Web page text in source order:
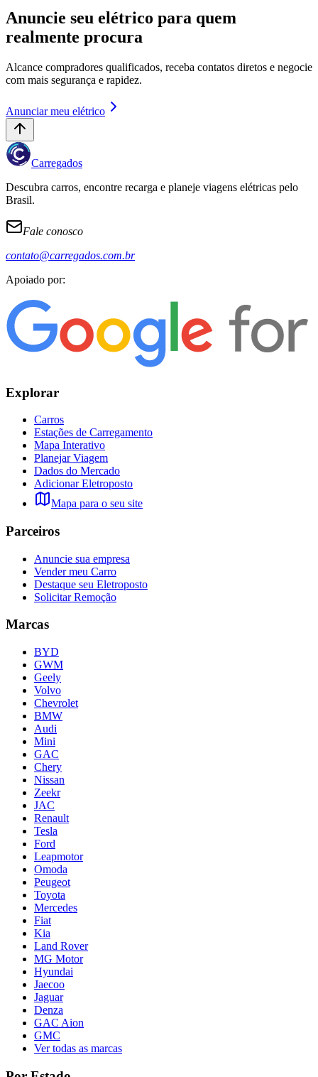
Anuncie seu elétrico para quem
realmente procura
Alcance compradores qualificados, receba contatos diretos e negocie
com mais segurança e rapidez.
Anunciar meu elétrico
Carregados
Descubra carros, encontre recarga e planeje viagens elétricas pelo
Brasil.
Fale conosco
contato@carregados.com.br
Apoiado por:
Explorar
Carros
Estações de Carregamento
Mapa Interativo
Planejar Viagem
Dados do Mercado
Adicionar Eletroposto
Mapa para o seu site
Parceiros
Anuncie sua empresa
Vender meu Carro
Destaque seu Eletroposto
Solicitar Remoção
Marcas
BYD
GWM
Geely
Volvo
Chevrolet
BMW
Audi
Mini
GAC
Chery
Nissan
Zeekr
JAC
Renault
Tesla
Ford
Leapmotor
Omoda
Peugeot
Toyota
Mercedes
Fiat
Kia
Land Rover
MG Motor
Hyundai
Jaecoo
Jaguar
Denza
GAC Aion
GMC
Ver todas as marcas